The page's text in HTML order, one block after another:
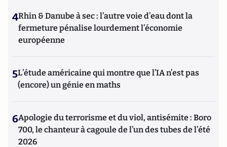
4Rhin & Danube à sec : l’autre voie d’eau dont la
fermeture pénalise lourdement l’économie
européenne
5L’étude américaine qui montre que l’IA n’est pas
(encore) un génie en maths
6Apologie du terrorisme et du viol, antisémite : Boro
700, le chanteur à cagoule de l’un des tubes de l’été
2026